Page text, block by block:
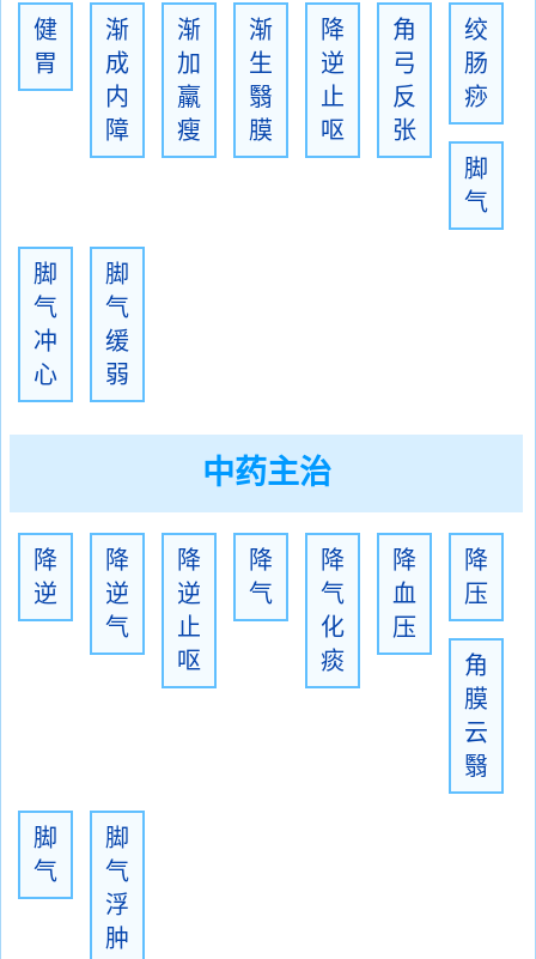
健
胃
渐
成
内
障
渐
加
羸
瘦
渐
生
翳
膜
降
逆
止
呕
角
弓
反
张
绞
肠
痧
脚
气
脚
气
冲
心
脚
气
缓
弱
中药主治
降
逆
降
逆
气
降
逆
止
呕
降
气
降
气
化
痰
降
血
压
降
压
角
膜
云
翳
脚
气
脚
气
浮
肿